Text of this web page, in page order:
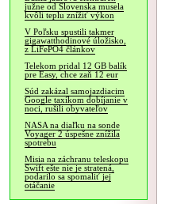
južne od Slovenska musela
kvôli teplu znížiť výkon
V Poľsku spustili takmer
gigawatthodinové úložisko,
z LiFePO4 článkov
Telekom pridal 12 GB balík
pre Easy, chce zaň 12 eur
Súd zakázal samojazdiacim
Google taxíkom dobíjanie v
noci, rušili obyvateľov
NASA na diaľku na sonde
Voyager 2 úspešne znížila
spotrebu
Misia na záchranu teleskopu
Swift ešte nie je stratená,
podarilo sa spomaliť jej
otáčanie